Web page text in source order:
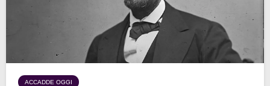
ACCADDE OGGI